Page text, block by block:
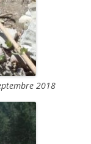
2018